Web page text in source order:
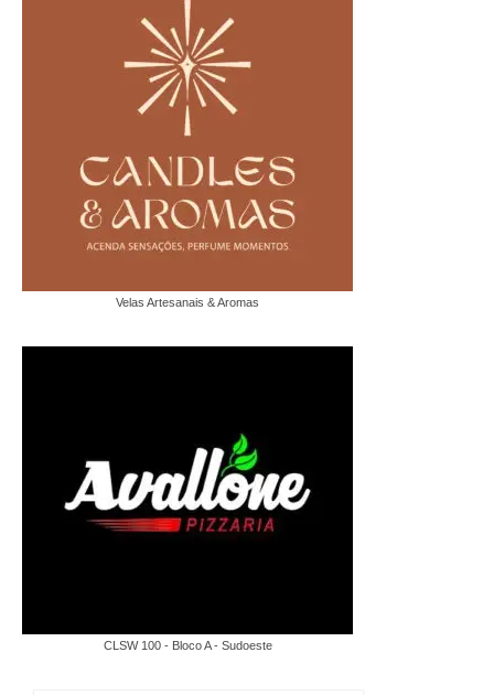
Velas Artesanais & Aromas
CLSW 100 - Bloco A - Sudoeste